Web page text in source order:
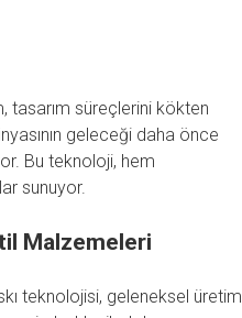
tasarım süreçlerini kökten
geleceği daha önce
Bu teknoloji, hem
sunuyor.
Malzemeleri
teknolojisi, geleneksel üretim